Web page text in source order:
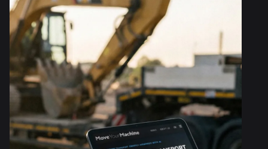
réglementation inefficace pour chaque
LA PUISSANCE DE L'IA DANS LE
TRANSPORT DE CHARIOTS
La préparation et l'organisation du transport de
élévateurs impliquent de nombreuses tâches
que la comparaison des devis, la sélection des
suivi des transports. Les planificateurs de transport